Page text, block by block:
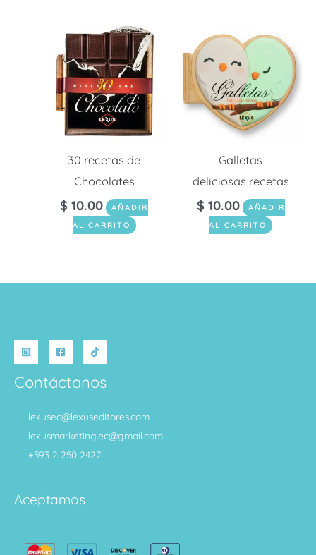
30 recetas de
Chocolates
$ 10.00
AÑADIR
AL CARRITO
Galletas
deliciosas recetas
$ 10.00
AÑADIR
AL CARRITO
Contáctanos
lexusec@lexuseditores.com
lexusmarketing.ec@gmail.com
+593 2 250 2427
Aceptamos